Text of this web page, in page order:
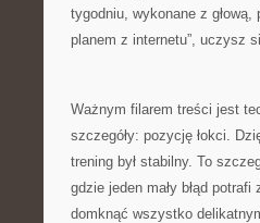
tygodniu, wykonane z
planem z internetu”, uczysz
Ważnym filarem treści jest
szczegóły: pozycję łokci.
trening był stabilny. To
gdzie jeden mały błąd
domknąć wszystko